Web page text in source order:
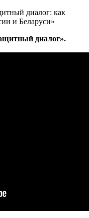
диалог: как
и Беларуси»
диалог».